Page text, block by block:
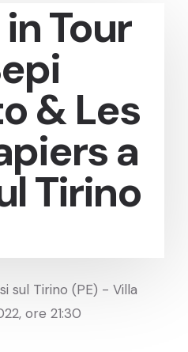
Tour
& Les
a
Tirino
sul Tirino (PE) - Villa
ore 21:30